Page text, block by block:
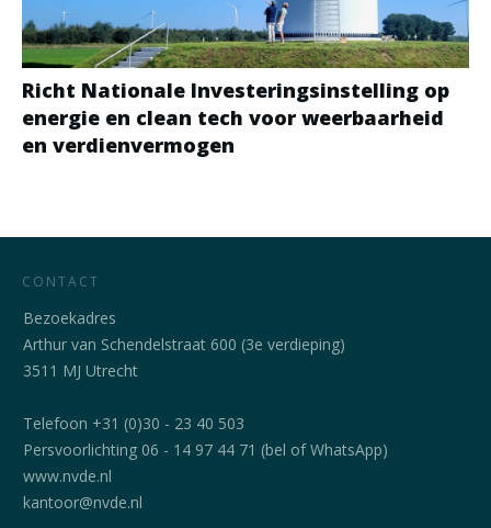
Richt Nationale Investeringsinstelling op
energie en clean tech voor weerbaarheid
en verdienvermogen
CONTACT
Bezoekadres
Arthur van Schendelstraat 600 (3e verdieping)
3511 MJ Utrecht
Telefoon +31 (0)30 - 23 40 503
Persvoorlichting 06 - 14 97 44 71 (bel of WhatsApp)
www.nvde.nl
kantoor@nvde.nl